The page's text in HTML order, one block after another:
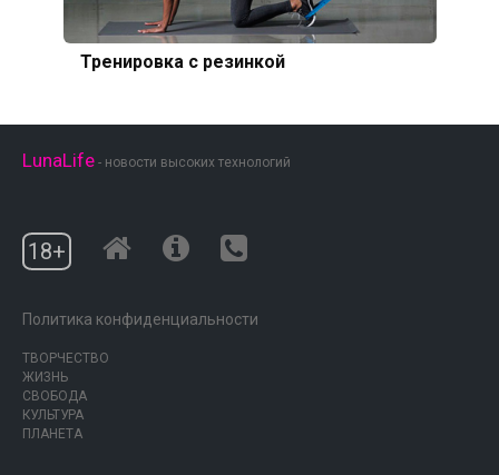
Тренировка с резинкой
LunaLife - новости высоких технологий
18+
Политика конфиденциальности
ТВОРЧЕСТВО
ЖИЗНЬ
СВОБОДА
КУЛЬТУРА
ПЛАНЕТА